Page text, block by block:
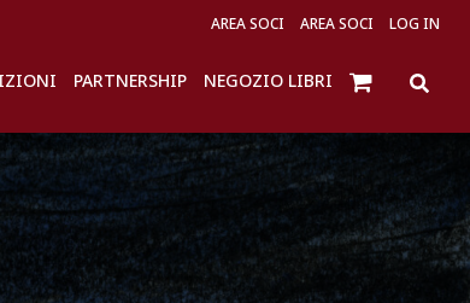
AREA SOCI AREA SOCI LOG IN
PARTNERSHIP NEGOZIO LIBRI